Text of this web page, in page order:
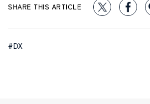
SHARE THIS ARTICLE
#DX